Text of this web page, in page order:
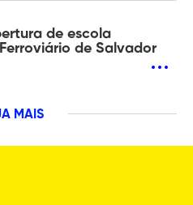
de escola
de Salvador
MAIS